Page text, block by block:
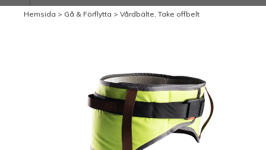
Hemsida > Gå & Förflytta > Vårdbälte, Take offbelt